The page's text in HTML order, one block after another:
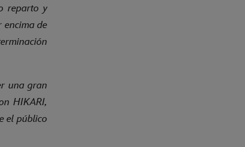
reparto y
encima de
una gran
HIKARI,
el público